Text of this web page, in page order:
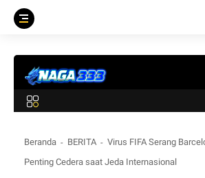
Beranda BERITA
Virus FIFA Serang
Penting Cedera saat Jeda Internasional